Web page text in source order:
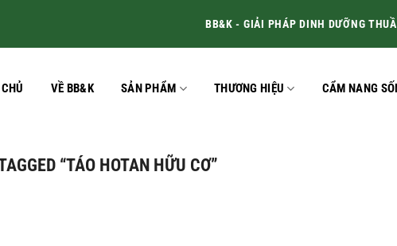
BB&K - GIẢI PHÁP DINH DƯỠNG
VỀ BB&K SẢN PHẨM THƯƠNG HIỆU CẨM NANG
“TÁO HOTAN HỮU CƠ”